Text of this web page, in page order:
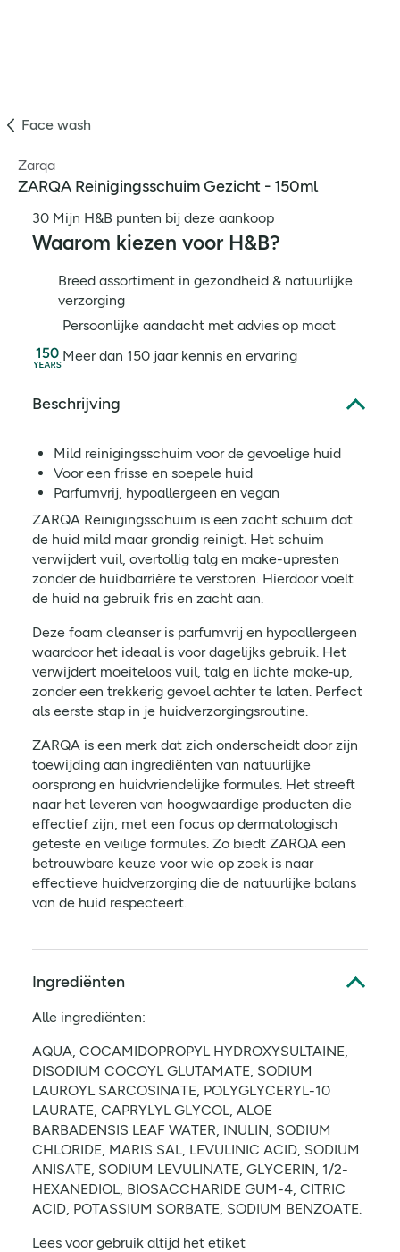
Face wash
Zarqa
ZARQA Reinigingsschuim Gezicht - 150ml
30 Mijn H&B punten bij deze aankoop
Waarom kiezen voor H&B?
Breed assortiment in gezondheid & natuurlijke
verzorging
Persoonlijke aandacht met advies op maat
Meer dan 150 jaar kennis en ervaring
Beschrijving
Mild reinigingsschuim voor de gevoelige huid
Voor een frisse en soepele huid
Parfumvrij, hypoallergeen en vegan
ZARQA Reinigingsschuim is een zacht schuim dat
de huid mild maar grondig reinigt. Het schuim
verwijdert vuil, overtollig talg en make-upresten
zonder de huidbarrière te verstoren. Hierdoor voelt
de huid na gebruik fris en zacht aan.
Deze foam cleanser is parfumvrij en hypoallergeen
waardoor het ideaal is voor dagelijks gebruik. Het
verwijdert moeiteloos vuil, talg en lichte make‑up,
zonder een trekkerig gevoel achter te laten. Perfect
als eerste stap in je huidverzorgingsroutine.
ZARQA is een merk dat zich onderscheidt door zijn
toewijding aan ingrediënten van natuurlijke
oorsprong en huidvriendelijke formules. Het streeft
naar het leveren van hoogwaardige producten die
effectief zijn, met een focus op dermatologisch
geteste en veilige formules. Zo biedt ZARQA een
betrouwbare keuze voor wie op zoek is naar
effectieve huidverzorging die de natuurlijke balans
van de huid respecteert.
Ingrediënten
Alle ingrediënten:
AQUA, COCAMIDOPROPYL HYDROXYSULTAINE,
DISODIUM COCOYL GLUTAMATE, SODIUM
LAUROYL SARCOSINATE, POLYGLYCERYL-10
LAURATE, CAPRYLYL GLYCOL, ALOE
BARBADENSIS LEAF WATER, INULIN, SODIUM
CHLORIDE, MARIS SAL, LEVULINIC ACID, SODIUM
ANISATE, SODIUM LEVULINATE, GLYCERIN, 1/2-
HEXANEDIOL, BIOSACCHARIDE GUM-4, CITRIC
ACID, POTASSIUM SORBATE, SODIUM BENZOATE.
Lees voor gebruik altijd het etiket